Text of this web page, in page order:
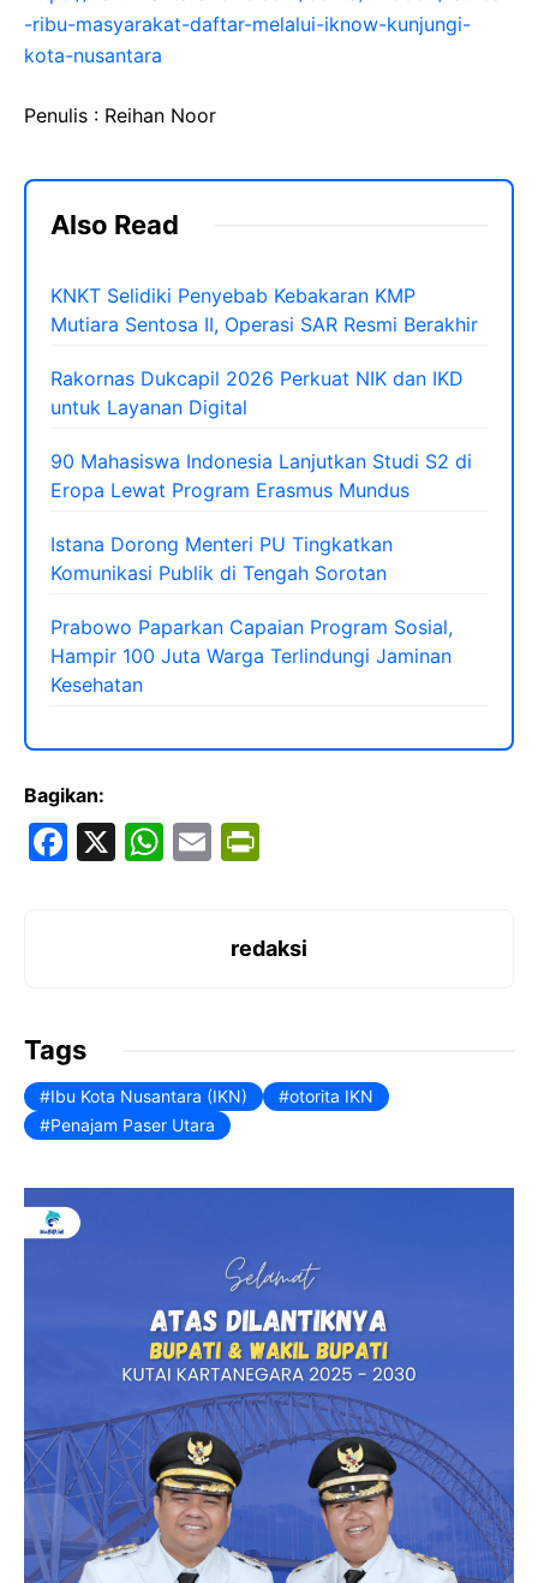
-ribu-masyarakat-daftar-melalui-iknow-kunjungi-
kota-nusantara
Penulis : Reihan Noor
Also Read
KNKT Selidiki Penyebab Kebakaran KMP
Mutiara Sentosa II, Operasi SAR Resmi Berakhir
Rakornas Dukcapil 2026 Perkuat NIK dan IKD
untuk Layanan Digital
90 Mahasiswa Indonesia Lanjutkan Studi S2 di
Eropa Lewat Program Erasmus Mundus
Istana Dorong Menteri PU Tingkatkan
Komunikasi Publik di Tengah Sorotan
Prabowo Paparkan Capaian Program Sosial,
Hampir 100 Juta Warga Terlindungi Jaminan
Kesehatan
Bagikan:
F
o
o
k
X
W
p
E
ri
dl
y
redaksi
Tags
Ibu Kota Nusantara (IKN)
otorita IKN
Penajam Paser Utara